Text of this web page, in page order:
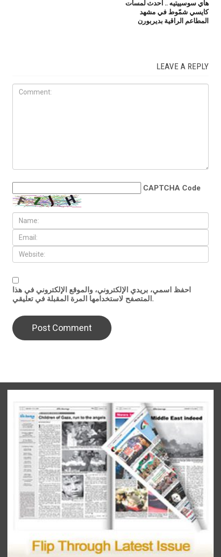
هاي سوسييتيه .. أحدث لمسات
كايسي شمّوط في مشهد
المطاعم الراقية بديربورن
LEAVE A REPLY
CAPTCHA Code
احفظ اسمي، بريدي الإلكتروني، والموقع الإلكتروني في هذا
المتصفح لاستخدامها المرة المقبلة في تعليقي.